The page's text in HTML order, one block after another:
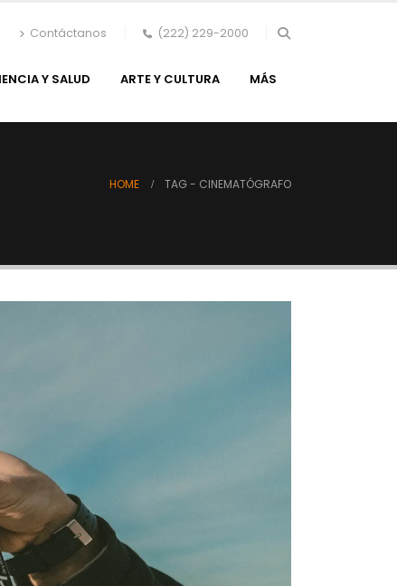
Contáctanos (222) 229-2000
Y SALUD ARTE Y CULTURA MÁS
HOME TAG - CINEMATÓGRAFO